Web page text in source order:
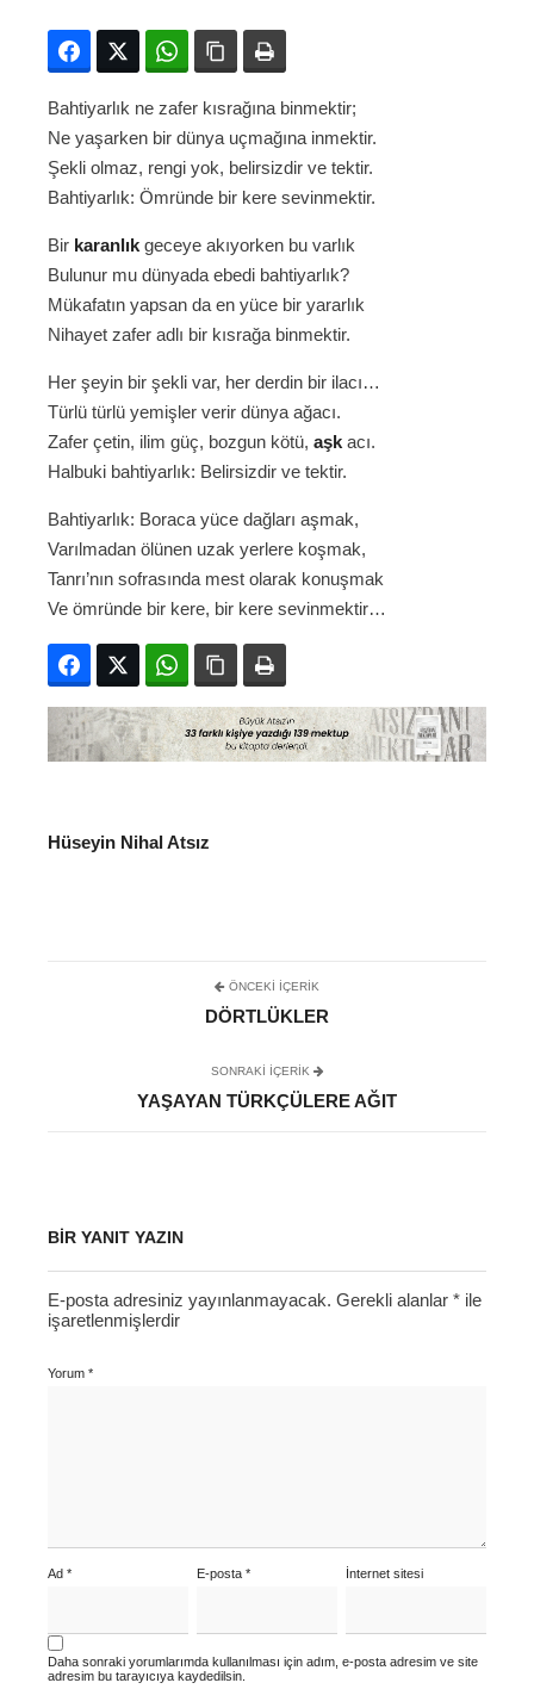
FacebookTwitter WhatsAppBağlanıyı kopyala
Bahtiyarlık ne zafer kısrağına binmektir;
Ne yaşarken bir dünya uçmağına inmektir.
Şekli olmaz, rengi yok, belirsizdir ve tektir.
Bahtiyarlık: Ömründe bir kere sevinmektir.
Bir karanlık geceye akıyorken bu varlık
Bulunur mu dünyada ebedi bahtiyarlık?
Mükafatın yapsan da en yüce bir yararlık
Nihayet zafer adlı bir kısrağa binmektir.
Her şeyin bir şekli var, her derdin bir ilacı…
Türlü türlü yemişler verir dünya ağacı.
Zafer çetin, ilim güç, bozgun kötü, aşk acı.
Halbuki bahtiyarlık: Belirsizdir ve tektir.
Bahtiyarlık: Boraca yüce dağları aşmak,
Varılmadan ölünen uzak yerlere koşmak,
Tanrı’nın sofrasında mest olarak konuşmak
Ve ömründe bir kere, bir kere sevinmektir…
FacebookTwitter WhatsAppBağlanıyı kopyala
Hüseyin Nihal Atsız
ÖNCEKI İÇERIK
DÖRTLÜKLER
SONRAKI IÇERIK
YAŞAYAN TÜRKÇÜLERE AĞIT
BIR YANIT YAZIN
E-posta adresiniz yayınlanmayacak. Gerekli alanlar * ile
işaretlenmişlerdir
Yorum *
Ad * E-posta* İnternet sitesi
Daha sonraki yorumlarımda kullanılması için adım, e-posta adresim ve site
adresim bu tarayıcıya kaydedilsin.